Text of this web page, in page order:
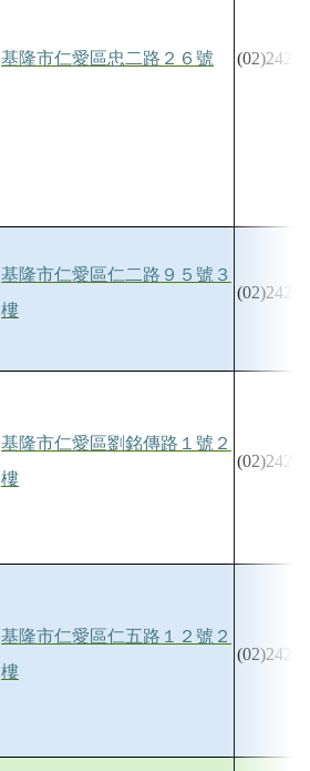
基隆市仁愛區忠二路２６號 (02)2425-
基隆市仁愛區仁二路９５號３
樓
(02)2425-
基隆市仁愛區劉銘傳路１號２
樓
(02)2426-
基隆市仁愛區仁五路１２號２
樓
(02)2425-